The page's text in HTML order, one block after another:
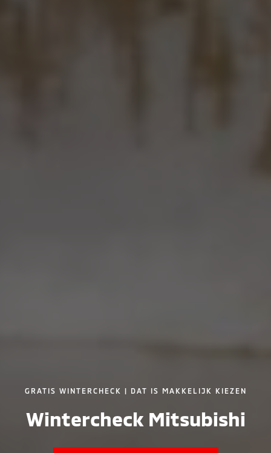
GRATIS WINTERCHECK | DAT IS MAKKELIJK KIEZEN
Wintercheck Mitsubishi